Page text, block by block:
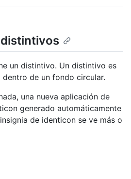
un distintivo. Un distintivo es
dentro de un fondo circular.
una nueva aplicación de
generado automáticamente
de identicon se ve más o